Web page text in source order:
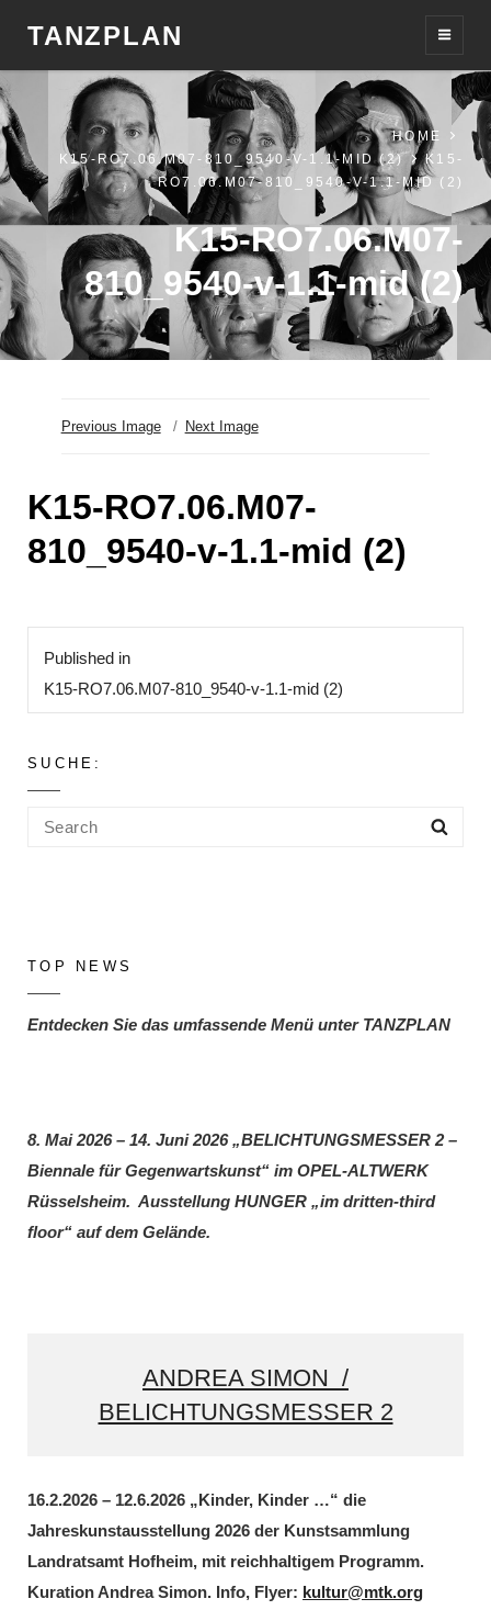
TANZPLAN
HOME
K15-RO7.06.M07-810_9540-V-1.1-MID (2)
K15-
RO7.06.M07-810_9540-V-1.1-MID (2)
K15-RO7.06.M07-
810_9540-v-1.1-mid (2)
Previous Image Next Image
K15-RO7.06.M07-
810_9540-v-1.1-mid (2)
Beitragsnavigation
Published in
K15-RO7.06.M07-810_9540-v-1.1-mid (2)
SUCHE:
Search
TOP NEWS
Entdecken Sie das umfassende Menü unter TANZPLAN
8. Mai 2026 – 14. Juni 2026 „BELICHTUNGSMESSER 2 –
Biennale für Gegenwartskunst“ im OPEL-ALTWERK
Rüsselsheim. Ausstellung HUNGER „im dritten-third
floor“ auf dem Gelände.
ANDREA SIMON /
BELICHTUNGSMESSER 2
16.2.2026 – 12.6.2026 „Kinder, Kinder …“ die
Jahreskunstausstellung 2026 der Kunstsammlung
Landratsamt Hofheim, mit reichhaltigem Programm.
Kuration Andrea Simon. Info, Flyer: kultur@mtk.org